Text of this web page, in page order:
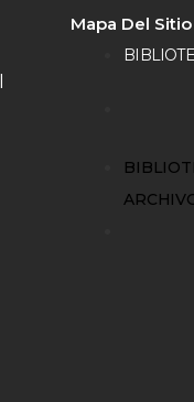
Mapa Del Sitio